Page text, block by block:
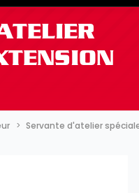
Servante d'atelier